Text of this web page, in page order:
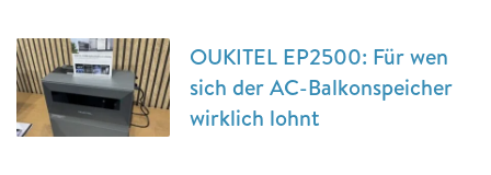
OUKITEL EP2500: Für wen
sich der AC-Balkonspeicher
wirklich lohnt